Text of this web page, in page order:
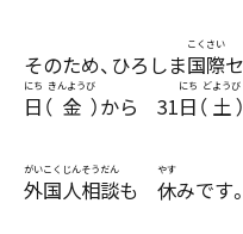
そのため、ひろしま国際
日 （ 金 ）から 31日 （ 土
外国人相談も 休みです。